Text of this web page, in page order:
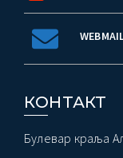
КОНТАКТ
Булевар краља